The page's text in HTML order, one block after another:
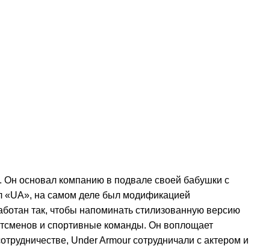
основал компанию в подвале своей бабушки с
«UA», на самом деле был модификацией
так, чтобы напоминать стилизованную версию
и спортивные команды. Он воплощает
Under Armour сотрудничали с актером и